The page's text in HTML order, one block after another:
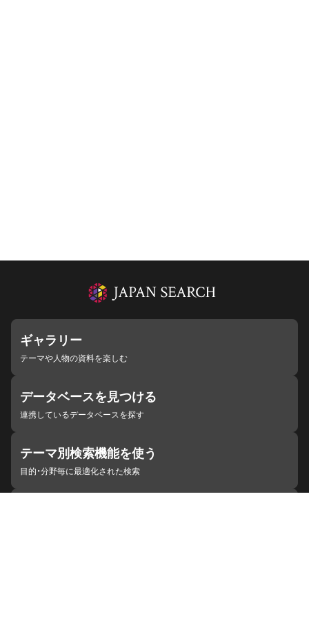
ギャラリー
テーマや人物の資料を楽しむ
データベースを見つける
連携しているデータベースを探す
テーマ別検索機能を使う
目的・分野毎に最適化された検索